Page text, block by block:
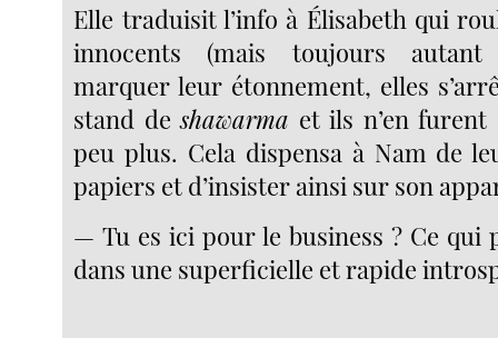
Elle traduisit l’info à Élisabeth qui
innocents (mais toujours autant
marquer leur étonnement, elles
stand deshawarma et ils n’en
peu plus. Cela dispensa à Nam de
papiers et d’insister ainsi sur son
— Tu es ici pour le business ? Ce qui
dans une superficielle et rapide